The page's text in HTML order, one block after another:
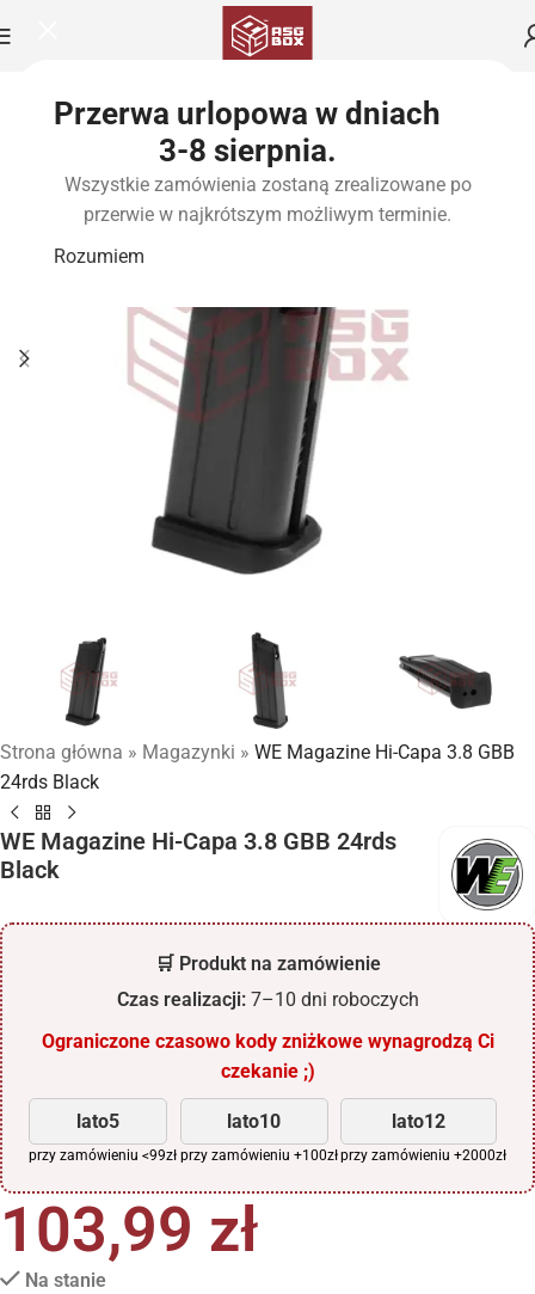
Przerwa urlopowa w dniach
3-8 sierpnia.
Wszystkie zamówienia zostaną zrealizowane po
przerwie w najkrótszym możliwym terminie.
Rozumiem
Strona główna » Magazynki » WE Magazine Hi-Capa 3.8 GBB
24rds Black
WE Magazine Hi-Capa 3.8 GBB 24rds
Black
🛒 Produkt na zamówienie
Czas realizacji:7–10 dni roboczych
Ograniczone czasowo kody zniżkowe wynagrodzą Ci
czekanie ;)
lato5
przy zamówieniu <99zł
lato10
przy zamówieniu +100zł
lato12
przy zamówieniu +2000zł
103,99 zł
Na stanie